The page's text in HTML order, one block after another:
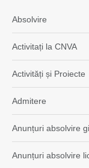
Absolvire
Activitați la CNVA
Activități și Proiecte
Admitere
Anunțuri absolvire
Anunțuri absolvire